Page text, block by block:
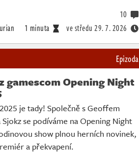
1 minuta ve středu 29. 7. 2026
10
Epizoda
gamescom Opening Night
je tady! Společně s Geoffem
se podíváme na Opening Night
show plnou herních novinek,
a překvapení.